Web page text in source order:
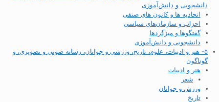
دانشجویی و دانش‌آموزی
اتحادیه ها و کانون های صنفی
احزاب و سازمان‌های سیاسی
گفتگوها و میزگردها
دانشجویی و دانش‌آموزی
۵- هنر و ادبیات، علوم، تاریخ، ورزشی و جوانان، رسانه صوتی و تصویری، و
گوناگون
هنر و ادبیات
شعر
ورزش و جوانان
تاریخ